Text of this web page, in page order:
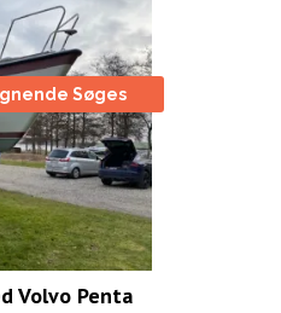
Søges
Volvo Penta